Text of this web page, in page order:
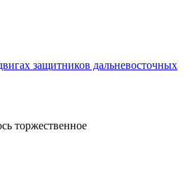
защитников дальневосточных
торжественное